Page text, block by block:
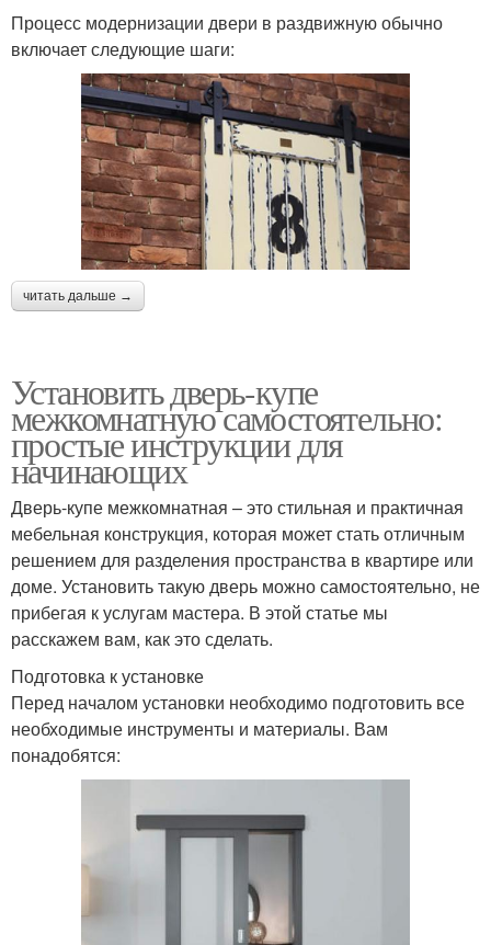
Процесс модернизации двери в раздвижную обычно
включает следующие шаги:
читать дальше →
Установить дверь-купе
межкомнатную самостоятельно:
простые инструкции для
начинающих
Дверь-купе межкомнатная – это стильная и практичная
мебельная конструкция, которая может стать отличным
решением для разделения пространства в квартире или
доме. Установить такую дверь можно самостоятельно, не
прибегая к услугам мастера. В этой статье мы
расскажем вам, как это сделать.
Подготовка к установке
Перед началом установки необходимо подготовить все
необходимые инструменты и материалы. Вам
понадобятся: